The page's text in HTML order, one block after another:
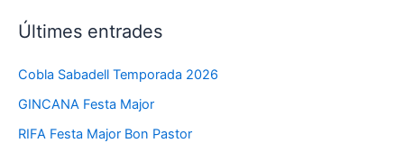
Últimes entrades
Cobla Sabadell Temporada 2026
GINCANA Festa Major
RIFA Festa Major Bon Pastor